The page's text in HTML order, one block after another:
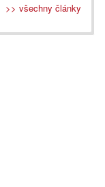
>> všechny články